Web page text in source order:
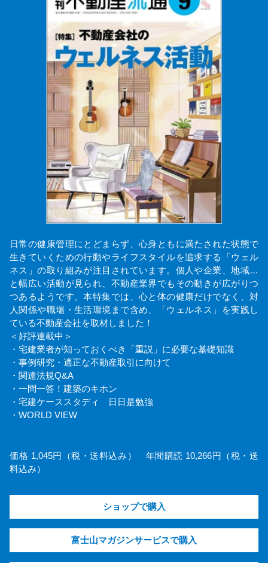
日常の健康管理にとどまらず、心身ともに満たされた状態で
生きていくための行動やライフスタイルを追求する「ウェル
ネス」の取り組みが注目されています。個人や企業、地域…
と幅広い活動が見られ、不動産業界でもその動きが広がりつ
つあるようです。本特集では、心と体の健康だけでなく、対
人関係や職場・生活環境まで含め、「ウェルネス」を実践し
ている不動産会社を取材しました！
＜好評連載中＞
・宅建業者が知っておくべき「重説」に必要な基礎知識
・事例研究・適正な不動産取引に向けて
・関連法規Q&A
・一問一答！建築のキホン
・宅建ケーススタディ 日日是勉強
・WORLD VIEW
価格 1,045円（税・送料込み） 年間購読 10,266円（税・送
料込み）
ショップで購入
富士山マガジンサービスで購入